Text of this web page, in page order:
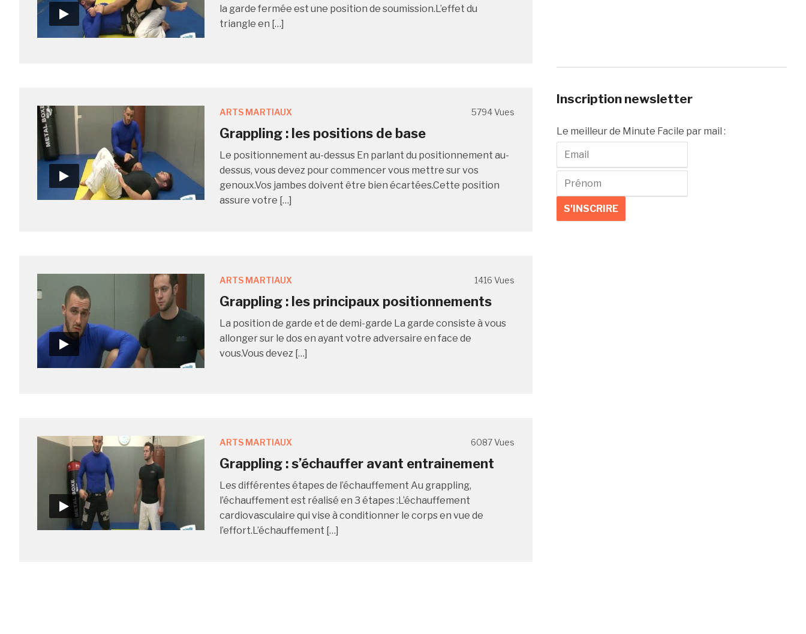
la garde fermée est une position de soumission.L’effet du
triangle en […]
ARTS MARTIAUX 5794 Vues
Grappling : les positions de base
Le positionnement au-dessus En parlant du positionnement au-
dessus, vous devez pour commencer vous mettre sur vos
genoux.Vos jambes doivent être bien écartées.Cette position
assure votre […]
ARTS MARTIAUX 1416 Vues
Grappling : les principaux positionnements
La position de garde et de demi-garde La garde consiste à vous
allonger sur le dos en ayant votre adversaire en face de
vous.Vous devez […]
ARTS MARTIAUX 6087 Vues
Grappling : s’échauffer avant entrainement
Les différentes étapes de l’échauffement Au grappling,
l’échauffement est réalisé en 3 étapes :L’échauffement
cardiovasculaire qui vise à conditionner le corps en vue de
l’effort.L’échauffement […]
Inscription newsletter
Le meilleur de Minute Facile par mail :